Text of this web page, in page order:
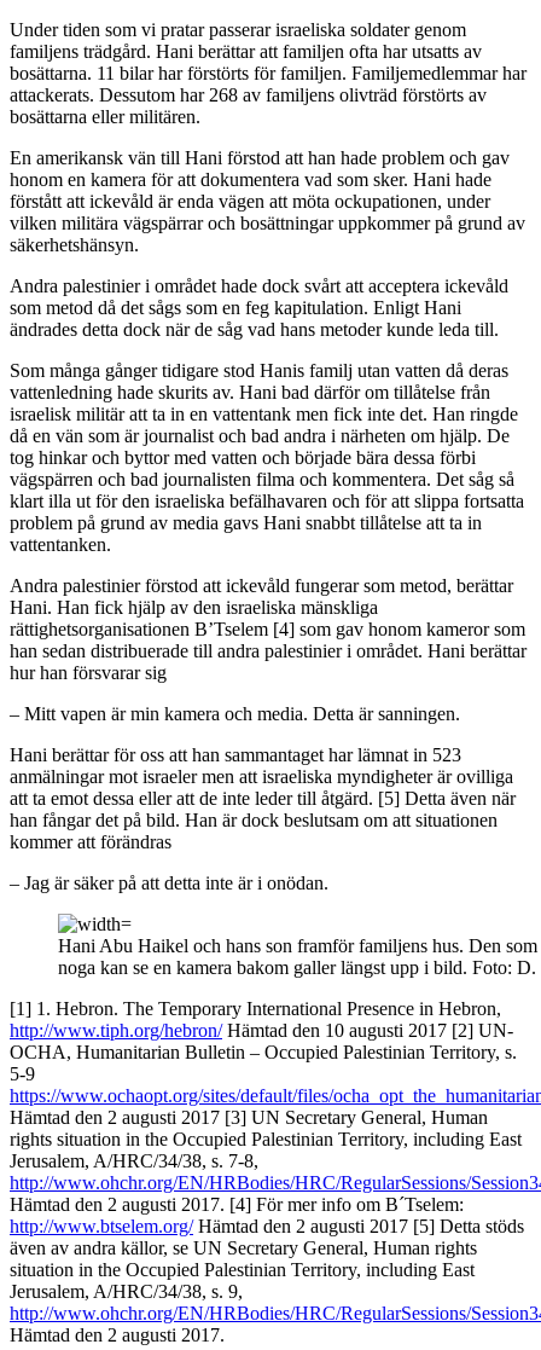
Under tiden som vi pratar passerar israeliska soldater genom
familjens trädgård. Hani berättar att familjen ofta har utsatts av
bosättarna. 11 bilar har förstörts för familjen. Familjemedlemmar har
attackerats. Dessutom har 268 av familjens olivträd förstörts av
bosättarna eller militären.
En amerikansk vän till Hani förstod att han hade problem och gav
honom en kamera för att dokumentera vad som sker. Hani hade
förstått att ickevåld är enda vägen att möta ockupationen, under
vilken militära vägspärrar och bosättningar uppkommer på grund av
säkerhetshänsyn.
Andra palestinier i området hade dock svårt att acceptera ickevåld
som metod då det sågs som en feg kapitulation. Enligt Hani
ändrades detta dock när de såg vad hans metoder kunde leda till.
Som många gånger tidigare stod Hanis familj utan vatten då deras
vattenledning hade skurits av. Hani bad därför om tillåtelse från
israelisk militär att ta in en vattentank men fick inte det. Han ringde
då en vän som är journalist och bad andra i närheten om hjälp. De
tog hinkar och byttor med vatten och började bära dessa förbi
vägspärren och bad journalisten filma och kommentera. Det såg så
klart illa ut för den israeliska befälhavaren och för att slippa fortsatta
problem på grund av media gavs Hani snabbt tillåtelse att ta in
vattentanken.
Andra palestinier förstod att ickevåld fungerar som metod, berättar
Hani. Han fick hjälp av den israeliska mänskliga
rättighetsorganisationen B’Tselem [4] som gav honom kameror som
han sedan distribuerade till andra palestinier i området. Hani berättar
hur han försvarar sig
– Mitt vapen är min kamera och media. Detta är sanningen.
Hani berättar för oss att han sammantaget har lämnat in 523
anmälningar mot israeler men att israeliska myndigheter är ovilliga
att ta emot dessa eller att de inte leder till åtgärd. [5] Detta även när
han fångar det på bild. Han är dock beslutsam om att situationen
kommer att förändras
– Jag är säker på att detta inte är i onödan.
Hani Abu Haikel och hans son framför familjens hus. Den
noga kan se en kamera bakom galler längst upp i bild. Foto:
[1] 1. Hebron. The Temporary International Presence in Hebron,
http://www.tiph.org/hebron/Hämtad den 10 augusti 2017 [2] UN-
OCHA, Humanitarian Bulletin – Occupied Palestinian Territory, s.
5-9
https://www.ochaopt.org/sites/default/files/
Hämtad den 2 augusti 2017 [3] UN Secretary General, Human
rights situation in the Occupied Palestinian Territory, including East
Jerusalem, A/HRC/34/38, s. 7-8,
http://www.ohchr.org/EN/HRBodies/HRC/RegularSessions/
Hämtad den 2 augusti 2017. [4] För mer info om B´Tselem:
http://www.btselem.org/Hämtad den 2 augusti 2017 [5] Detta stöds
även av andra källor, se UN Secretary General, Human rights
situation in the Occupied Palestinian Territory, including East
Jerusalem, A/HRC/34/38, s. 9,
http://www.ohchr.org/EN/HRBodies/HRC/RegularSessions/
Hämtad den 2 augusti 2017.